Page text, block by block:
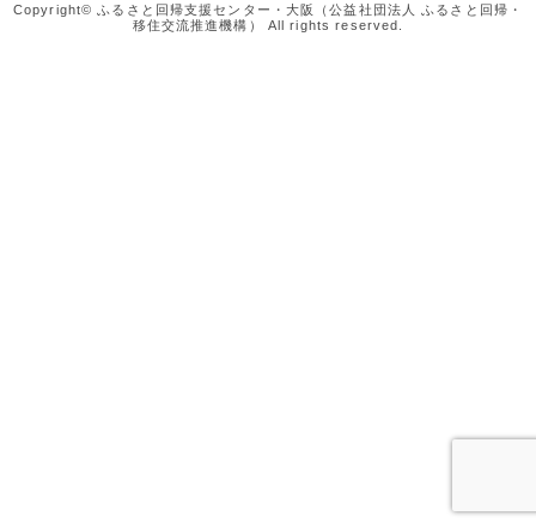
Copyright© ふるさと回帰支援センター・大阪（公益社団法人 ふるさと回帰・
移住交流推進機構） All rights reserved.